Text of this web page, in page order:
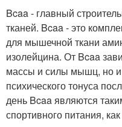
Bcaa - главный
тканей. Bcaa - это
для мышечной ткани
изолейцина. От Bcaa
массы и силы мышц, но и
психического тонуса
день Bcaa являются
спортивного питания,